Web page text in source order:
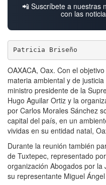
📲 Suscríbete a nuestras
con las
Patricia Briseño
OAXACA, Oax. Con el
materia ambiental y de
ministro presidente de la
Hugo Aguilar Ortiz y la
por Carlos Morales Sánchez
capital del país, en un
vividas en su entidad natal,
Durante la reunión también
de Tuxtepec, representado
organización Abogados por
su representante Miguel